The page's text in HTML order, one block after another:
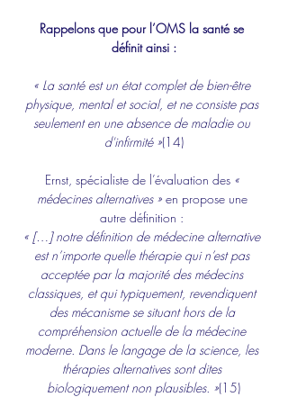
Rappelons que pour l’OMS la santé se
définit ainsi :
« La santé est un état complet de bien-être
physique, mental et social, et ne consiste pas
seulement en une absence de maladie ou
d'infirmité »(14)
Ernst, spécialiste de l’évaluation des «
médecines alternatives » en propose une
autre définition :
« […] notre définition de médecine alternative
est n’importe quelle thérapie qui n’est pas
acceptée par la majorité des médecins
classiques, et qui typiquement, revendiquent
des mécanisme se situant hors de la
compréhension actuelle de la médecine
moderne. Dans le langage de la science, les
thérapies alternatives sont dites
biologiquement non plausibles. »(15)